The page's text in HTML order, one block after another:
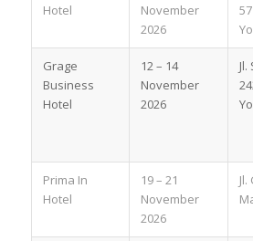
Hotel
November
2026
Grage
Business
Hotel
12 – 14
November
2026
Prima In
Hotel
19 – 21
November
2026